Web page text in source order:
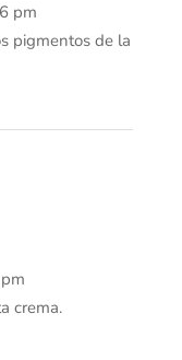
pm
pigmentos de la
crema.